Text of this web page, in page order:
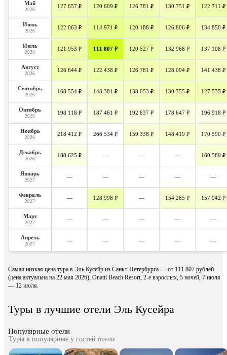
Май
2026
127 657 ₽ 120 609 ₽ 126 781 ₽ 130 751 ₽ 122 711 ₽
Июнь
2026
122 063 ₽ 114 971 ₽ 120 188 ₽ 126 806 ₽ 134 850 ₽
Июль
2026
121 953 ₽ 111 807 ₽ 120 527 ₽ 132 968 ₽ 137 108 ₽
Август
2026
126 644 ₽ 122 438 ₽ 126 781 ₽ 128 094 ₽ 141 438 ₽
Сентябрь
2026
168 554 ₽ 148 381 ₽ 138 053 ₽ 130 755 ₽ 127 535 ₽
Октябрь
2026
198 118 ₽ 187 461 ₽ 192 837 ₽ 178 647 ₽ 196 918 ₽
Ноябрь
2026
218 412 ₽ 266 534 ₽ 159 338 ₽ 148 419 ₽ 170 590 ₽
Декабрь
2026
188 625 ₽ — — — 160 589 ₽
Январь
2027
— — — — —
Февраль
2027
— 128 998 ₽ — 154 285 ₽ 157 942 ₽
Март
2027
— — — — —
Апрель
2027
— — — — —
Самая низкая цена тура в Эль Кусейр из Санкт-Петербурга — от 111 807 рублей
(цена актуальна на 22 мая 2026), Onatti Beach Resort, 2-е взрослых, 5 ночей, 7 июля
— 12 июля.
Туры в лучшие отели Эль Кусейра
Популярные отели
Туры в популярные у гостей отели